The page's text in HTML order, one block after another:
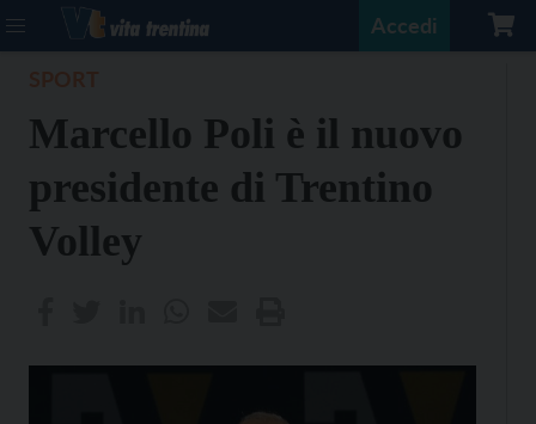
Accedi
Marcello Poli è il nuovo
presidente di Trentino
Volley